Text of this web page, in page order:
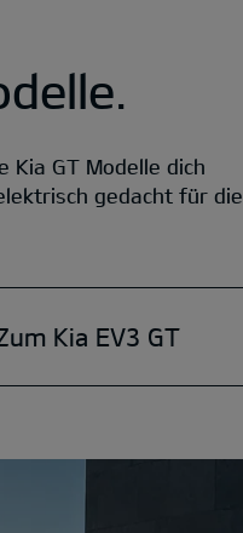
GT Modelle dich
gedacht für die
Kia EV3 GT